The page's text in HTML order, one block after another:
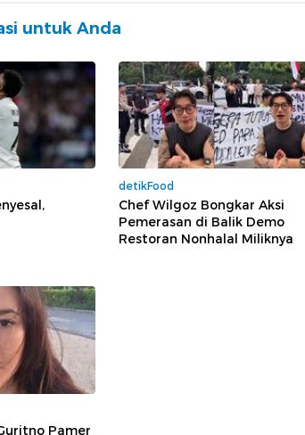
untuk Anda
detikFood
Chef Wilgoz Bongkar Aksi
Pemerasan di Balik Demo
Restoran Nonhalal Miliknya
Pamer